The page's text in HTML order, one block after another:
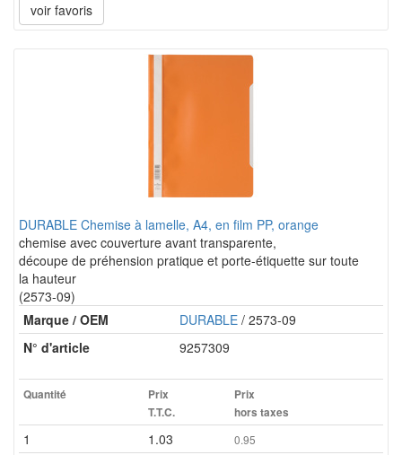
voir favoris
DURABLE Chemise à lamelle, A4, en film PP, orange
chemise avec couverture avant transparente,
découpe de préhension pratique et porte-étiquette sur toute
la hauteur
(2573-09)
Marque / OEM
DURABLE / 2573-09
N° d'article
9257309
Quantité
Prix
T.T.C.
Prix
hors taxes
1 1.03 0.95